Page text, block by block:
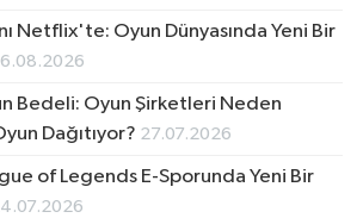
Netflix'te: Oyun Dünyasında Yeni Bir
Bedeli: Oyun Şirketleri Neden
Dağıtıyor? 27.07.2026
of Legends E-Sporunda Yeni Bir